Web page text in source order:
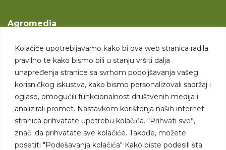
Kolačiće upotrebljavamo kako bi ova web stranica radila
pravilno te kako bismo bili u stanju vršiti dalja
unapređenja stranice sa svrhom poboljšavanja vašeg
korisničkog iskustva, kako bismo personalizovali sadržaj i
oglase, omogućili funkcionalnost društvenih medija i
analizirali promet. Nastavkom korištenja naših internet
stranica prihvatate upotrebu kolačića. “Prihvati sve”,
znači da prihvatate sve kolačiće. Takođe, možete
posetiti "Podešavanja kolačića" Kako biste podesili šta
Agromedia
Svet poljoprivrede
Marketing usluge
Tražimo saradnike
Kontakt
Kontakt